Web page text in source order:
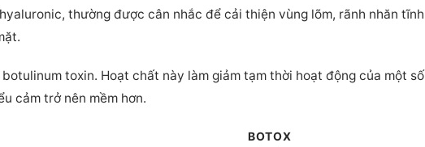
thường được cân nhắc để cải thiện vùng lõm, rãnh nhăn tĩnh
toxin. Hoạt chất này làm giảm tạm thời hoạt động của một số
cảm trở nên mềm hơn.
BOTOX